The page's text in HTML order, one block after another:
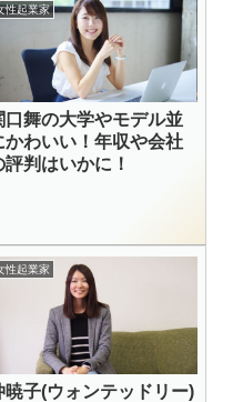
性起業家
口舞の大学やモデル並
かわいい！年収や会社
評判はいかに！
性起業家
暁子(ウォンテッドリー)